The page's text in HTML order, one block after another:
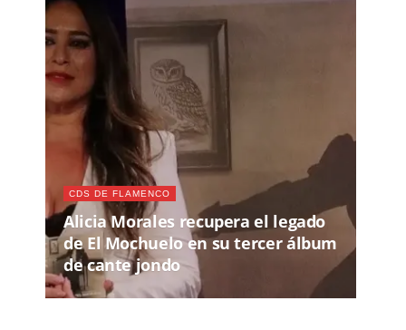
CDS DE FLAMENCO
Alicia Morales recupera el legado
de El Mochuelo en su tercer álbum
de cante jondo